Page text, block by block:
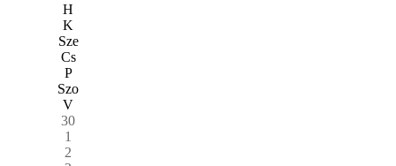
H
K
Sze
Cs
P
Szo
V
30
1
2